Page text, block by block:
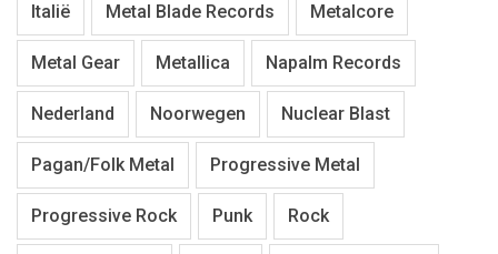
Italië Metal Blade Records Metalcore
Metal Gear Metallica Napalm Records
Nederland Noorwegen Nuclear Blast
Pagan/Folk Metal Progressive Metal
Progressive Rock Punk Rock